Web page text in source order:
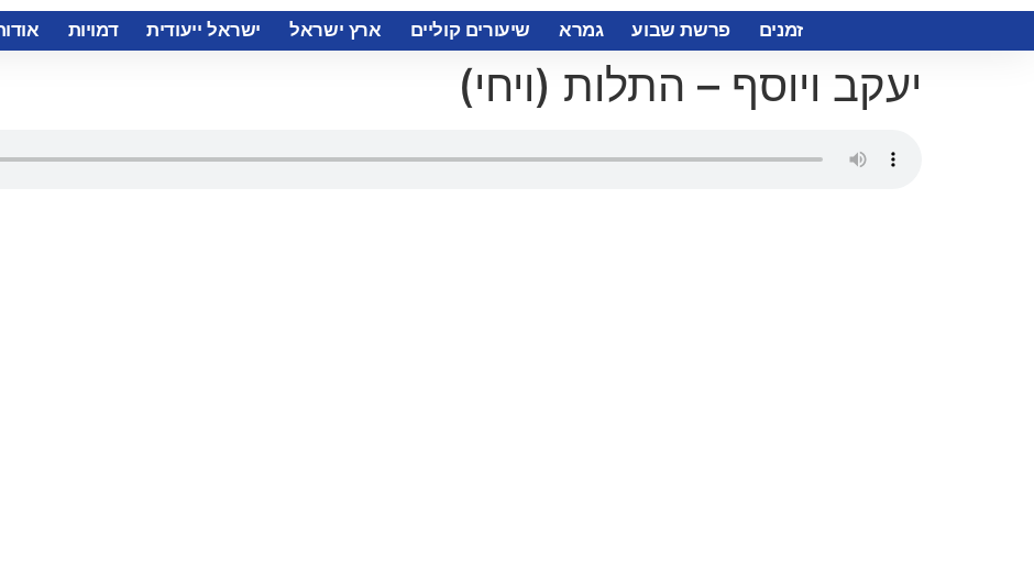
זמנים פרשת שבוע גמרא שיעורים קוליים ארץ ישראל ישראל ייעודית דמויות
יעקב ויוסף – התלות (ויחי)